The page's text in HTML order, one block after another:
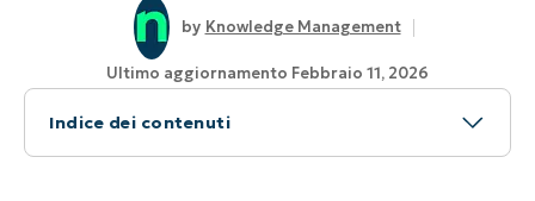
Knowledge Management
Ultimo aggiornamento Febbraio 11, 2026
Indice dei contenuti
Argomento